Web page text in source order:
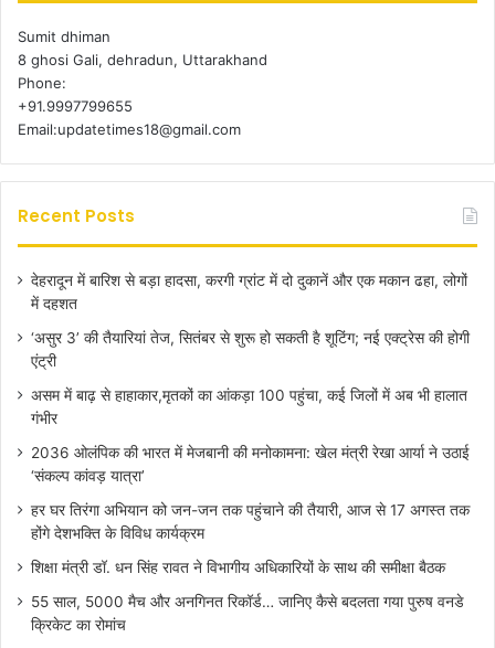
Sumit dhiman
8 ghosi Gali, dehradun, Uttarakhand
Phone:
+91.9997799655
Email:updatetimes18@gmail.com
Recent Posts
देहरादून में बारिश से बड़ा हादसा, करगी ग्रांट में दो दुकानें और एक मकान ढहा, लोगों
में दहशत
‘असुर 3’ की तैयारियां तेज, सितंबर से शुरू हो सकती है शूटिंग; नई एक्ट्रेस की होगी
एंट्री
असम में बाढ़ से हाहाकार,मृतकों का आंकड़ा 100 पहुंचा, कई जिलों में अब भी हालात
गंभीर
2036 ओलंपिक की भारत में मेजबानी की मनोकामना: खेल मंत्री रेखा आर्या ने उठाई
‘संकल्प कांवड़ यात्रा’
हर घर तिरंगा अभियान को जन-जन तक पहुंचाने की तैयारी, आज से 17 अगस्त तक
होंगे देशभक्ति के विविध कार्यक्रम
शिक्षा मंत्री डॉ. धन सिंह रावत ने विभागीय अधिकारियों के साथ की समीक्षा बैठक
55 साल, 5000 मैच और अनगिनत रिकॉर्ड… जानिए कैसे बदलता गया पुरुष वनडे
क्रिकेट का रोमांच